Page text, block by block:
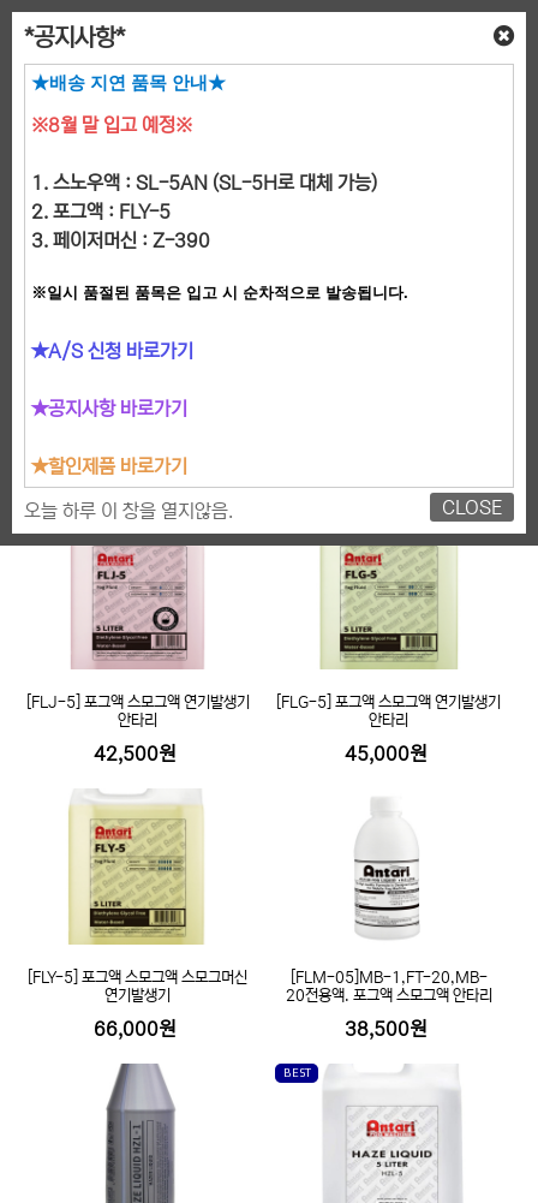
스노우머신
리모트
BEST
[FLJ-5] 포그액 스모그액 연기발생기
안타리
42,500원
[FLG-5] 포그액 스모그액 연기발생기
안타리
45,000원
[FLY-5] 포그액 스모그액 스모그머신
연기발생기
66,000원
[FLM-05]MB-1,FT-20,MB-
20전용액. 포그액 스모그액 안타리
38,500원
BEST
*공지사항*
★배송 지연 품목 안내★
※8월 말 입고 예정※
1. 스노우액 : SL-5AN (SL-5H로 대체 가능)
2. 포그액 : FLY-5
3. 페이저머신 : Z-390
※일시 품절된 품목은 입고 시 순차적으로 발송됩니다.
★A/S 신청 바로가기
★공지사항 바로가기
★할인제품 바로가기
오늘 하루 이 창을 열지않음. CLOSE